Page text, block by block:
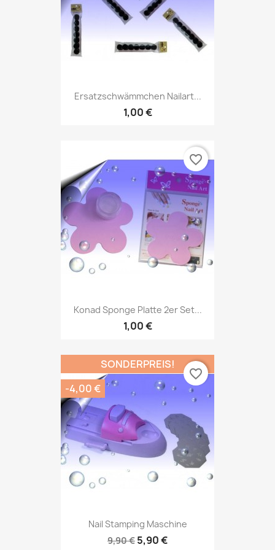
Ersatzschwämmchen Nailart...
1,00 €
Konad Sponge Platte 2er Set...
1,00 €
favorite_border
Nail Stamping Maschine
9,90 € 5,90 €
SONDERPREIS!
-4,00 €
favorite_border